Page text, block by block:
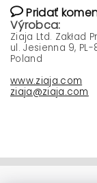
Pridať
Výrobca:
Ziaja Ltd. Zakład
ul. Jesienna 9,
Poland
www.ziaja.com
ziaja@ziaja.com